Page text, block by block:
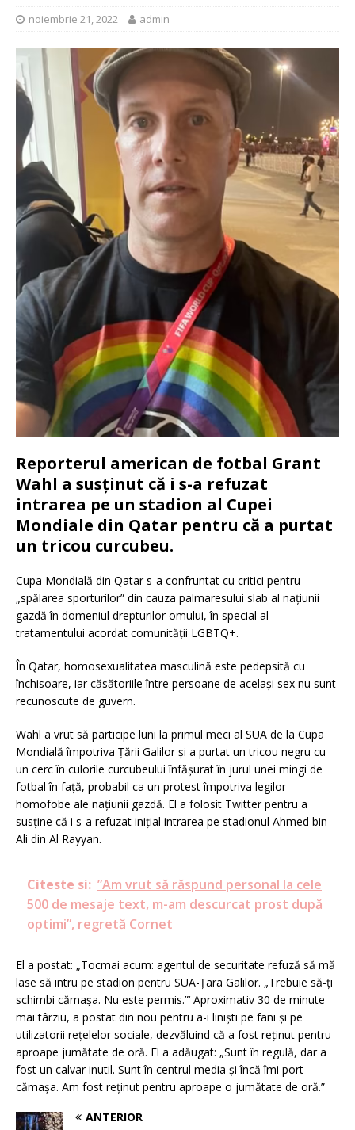
noiembrie 21, 2022 admin
Reporterul american de fotbal Grant
Wahl a susținut că i s-a refuzat
intrarea pe un stadion al Cupei
Mondiale din Qatar pentru că a purtat
un tricou curcubeu.
Cupa Mondială din Qatar s-a confruntat cu critici pentru
„spălarea sporturilor” din cauza palmaresului slab al națiunii
gazdă în domeniul drepturilor omului, în special al
tratamentului acordat comunității LGBTQ+.
În Qatar, homosexualitatea masculină este pedepsită cu
închisoare, iar căsătoriile între persoane de același sex nu sunt
recunoscute de guvern.
Wahl a vrut să participe luni la primul meci al SUA de la Cupa
Mondială împotriva Țării Galilor și a purtat un tricou negru cu
un cerc în culorile curcubeului înfășurat în jurul unei mingi de
fotbal în față, probabil ca un protest împotriva legilor
homofobe ale națiunii gazdă. El a folosit Twitter pentru a
susține că i s-a refuzat inițial intrarea pe stadionul Ahmed bin
Ali din Al Rayyan.
Citeste si: ”Am vrut să răspund personal la cele
500 de mesaje text, m-am descurcat prost după
optimi”, regretă Cornet
El a postat: „Tocmai acum: agentul de securitate refuză să mă
lase să intru pe stadion pentru SUA-Țara Galilor. „Trebuie să-ți
schimbi cămașa. Nu este permis.”‘ Aproximativ 30 de minute
mai târziu, a postat din nou pentru a-i liniști pe fani și pe
utilizatorii rețelelor sociale, dezvăluind că a fost reținut pentru
aproape jumătate de oră. El a adăugat: „Sunt în regulă, dar a
fost un calvar inutil. Sunt în centrul media și încă îmi port
cămașa. Am fost reținut pentru aproape o jumătate de oră.”
ANTERIOR